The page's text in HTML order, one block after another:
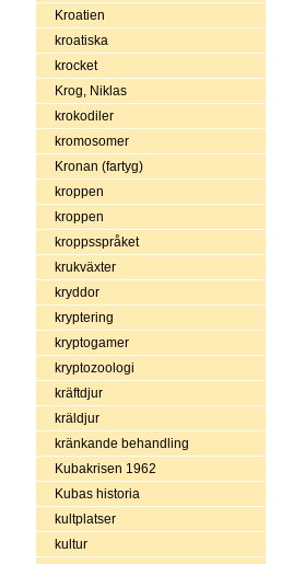
Kroatien
kroatiska
krocket
Krog, Niklas
krokodiler
kromosomer
Kronan (fartyg)
kroppen
kroppen
kroppsspråket
krukväxter
kryddor
kryptering
kryptogamer
kryptozoologi
kräftdjur
kräldjur
kränkande behandling
Kubakrisen 1962
Kubas historia
kultplatser
kultur